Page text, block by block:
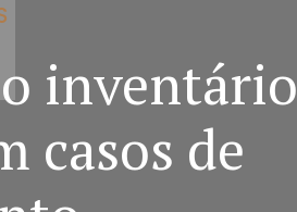
inventário
casos de